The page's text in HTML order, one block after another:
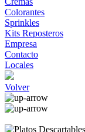
Colorantes
Sprinkles
Kits Reposteros
Empresa
Contacto
Locales
Volver